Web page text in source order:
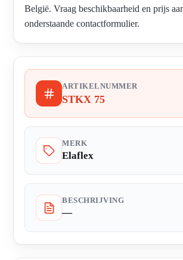
België. Vraag beschikbaarheid en prijs
onderstaande contactformulier.
ARTIKELNUMMER
STKX 75
MERK
Elaflex
BESCHRIJVING
—